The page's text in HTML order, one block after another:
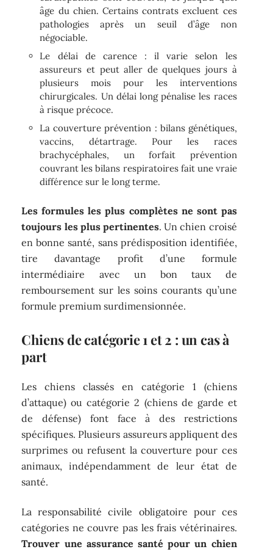
âge du chien. Certains contrats excluent ces
pathologies après un seuil d’âge non
négociable.
Le délai de carence : il varie selon les
assureurs et peut aller de quelques jours à
plusieurs mois pour les interventions
chirurgicales. Un délai long pénalise les races
à risque précoce.
La couverture prévention : bilans génétiques,
vaccins, détartrage. Pour les races
brachycéphales, un forfait prévention
couvrant les bilans respiratoires fait une vraie
différence sur le long terme.
Les formules les plus complètes ne sont pas
toujours les plus pertinentes. Un chien croisé
en bonne santé, sans prédisposition identifiée,
tire davantage profit d’une formule
intermédiaire avec un bon taux de
remboursement sur les soins courants qu’une
formule premium surdimensionnée.
Chiens de catégorie 1 et 2 : un cas à
part
Les chiens classés en catégorie 1 (chiens
d’attaque) ou catégorie 2 (chiens de garde et
de défense) font face à des restrictions
spécifiques. Plusieurs assureurs appliquent des
surprimes ou refusent la couverture pour ces
animaux, indépendamment de leur état de
santé.
La responsabilité civile obligatoire pour ces
catégories ne couvre pas les frais vétérinaires.
Trouver une assurance santé pour un chien